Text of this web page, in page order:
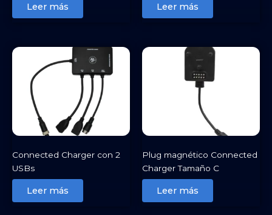
Leer más Leer más
Connected Charger con 2
USBs
Leer más
Plug magnético Connected
Charger Tamaño C
Leer más